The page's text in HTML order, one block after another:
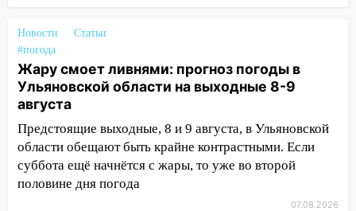
15:08
В Кузоватово после прокурорской
проверки обновили разметку на
пешеходных переходах
14:40 На проспекте Гая в Ульяновске
запретили остановку автомобилей на
50-метровом участке
14:22 В Новом городе 8 августа пройдет
большой фестиваль «Наше время» с
мотофристайлом и концертом
Новости
Статьи
#погода
Жару смоет ливнями: прогноз погоды в
Ульяновской области на выходные 8-9
августа
Предстоящие выходные, 8 и 9 августа, в Ульяновской
области обещают быть крайне контрастными. Если
суббота ещё начнётся с жары, то уже во второй
половине дня погода
07.08.2026